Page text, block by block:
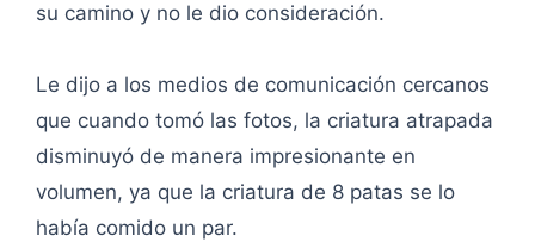
su camino y no le dio consideración.
Le dijo a los medios de comunicación cercanos
que cuando tomó las fotos, la criatura atrapada
disminuyó de manera impresionante en
volumen, ya que la criatura de 8 patas se lo
había comido un par.